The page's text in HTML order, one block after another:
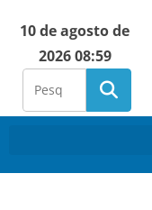
10 de agosto de
2026 08:59